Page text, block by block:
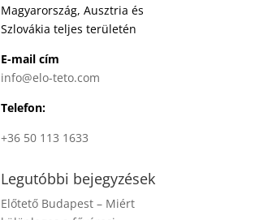
Magyarország, Ausztria és
Szlovákia teljes területén
E-mail cím
info@elo-teto.com
Telefon:
+36 50 113 1633
Legutóbbi bejegyzések
Előtető Budapest – Miért